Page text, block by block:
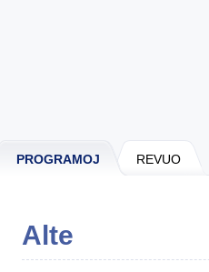
PROGRAMOJ REVUO
Alte